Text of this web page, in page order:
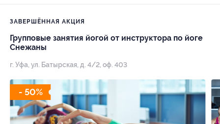
ЗАВЕРШЁННАЯ АКЦИЯ
Групповые занятия йогой от инструктора по йоге
Снежаны
г. Уфа, ул. Батырская, д. 4/2, оф. 403
- 50%